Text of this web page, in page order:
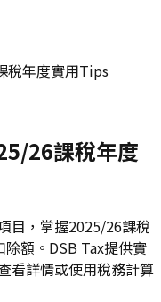
稅年度實用Tips
26課稅年度
目，掌握2025/26課稅
額。DSB Tax提供實
看詳情或使用稅務計算